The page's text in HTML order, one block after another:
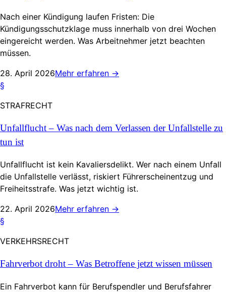
Nach einer Kündigung laufen Fristen: Die
Kündigungsschutzklage muss innerhalb von drei Wochen
eingereicht werden. Was Arbeitnehmer jetzt beachten
müssen.
28. April 2026Mehr erfahren →
§
STRAFRECHT
Unfallflucht – Was nach dem Verlassen der Unfallstelle zu
tun ist
Unfallflucht ist kein Kavaliersdelikt. Wer nach einem Unfall
die Unfallstelle verlässt, riskiert Führerscheinentzug und
Freiheitsstrafe. Was jetzt wichtig ist.
22. April 2026Mehr erfahren →
§
VERKEHRSRECHT
Fahrverbot droht – Was Betroffene jetzt wissen müssen
Ein Fahrverbot kann für Berufspendler und Berufsfahrer